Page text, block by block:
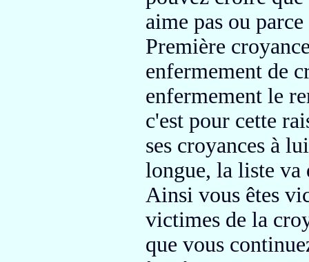
aime pas ou
Première
enfermement de
enfermement le
c'est pour cette
ses croyances à
longue, la liste va
Ainsi vous êtes
victimes de la
que vous